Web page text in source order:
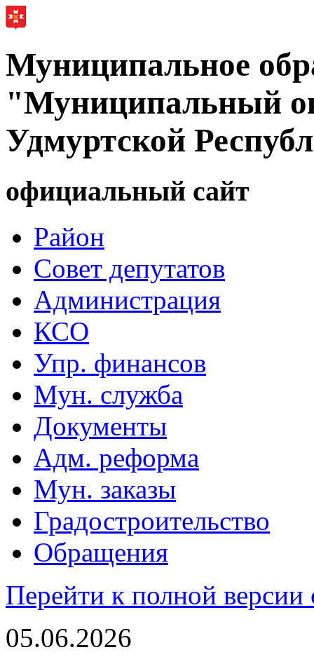
Муниципальное
"Муниципальный
Удмуртской
официальный сайт
Район
Совет депутатов
Администрация
КСО
Упр. финансов
Мун. служба
Документы
Адм. реформа
Мун. заказы
Градостроительство
Обращения
Перейти к полной версии
05.06.2026